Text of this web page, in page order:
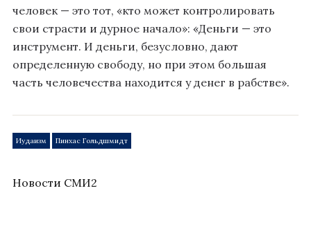
человек — это тот, «кто может контролировать
свои страсти и дурное начало»: «Деньги — это
инструмент. И деньги, безусловно, дают
определенную свободу, но при этом большая
часть человечества находится у денег в рабстве».
Иудаизм Пинхас Гольдшмидт
Новости СМИ2